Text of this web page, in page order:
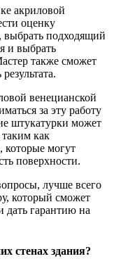
акриловой
оценку
выбрать подходящий
и выбрать
также сможет
венецианской
за эту работу
штукатурки может
как
которые могут
поверхности.
лучше всего
который сможет
дать гарантию на
стенах здания?